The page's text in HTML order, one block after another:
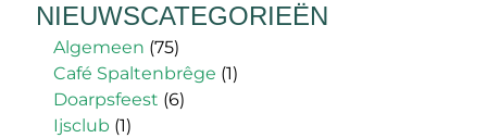
NIEUWSCATEGORIEËN
Algemeen (75)
Café Spaltenbrêge (1)
Doarpsfeest (6)
Ijsclub (1)